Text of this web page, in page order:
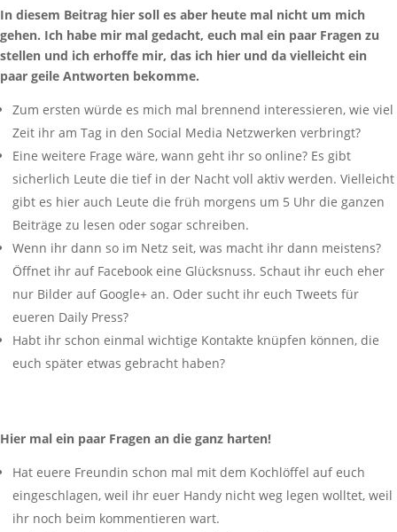
In diesem Beitrag hier soll es aber heute mal nicht um mich
gehen. Ich habe mir mal gedacht, euch mal ein paar Fragen zu
stellen und ich erhoffe mir, das ich hier und da vielleicht ein
paar geile Antworten bekomme.
Zum ersten würde es mich mal brennend interessieren, wie viel
Zeit ihr am Tag in den Social Media Netzwerken verbringt?
Eine weitere Frage wäre, wann geht ihr so online? Es gibt
sicherlich Leute die tief in der Nacht voll aktiv werden. Vielleicht
gibt es hier auch Leute die früh morgens um 5 Uhr die ganzen
Beiträge zu lesen oder sogar schreiben.
Wenn ihr dann so im Netz seit, was macht ihr dann meistens?
Öffnet ihr auf Facebook eine Glücksnuss. Schaut ihr euch eher
nur Bilder auf Google+ an. Oder sucht ihr euch Tweets für
eueren Daily Press?
Habt ihr schon einmal wichtige Kontakte knüpfen können, die
euch später etwas gebracht haben?
Hier mal ein paar Fragen an die ganz harten!
Hat euere Freundin schon mal mit dem Kochlöffel auf euch
eingeschlagen, weil ihr euer Handy nicht weg legen wolltet, weil
ihr noch beim kommentieren wart.